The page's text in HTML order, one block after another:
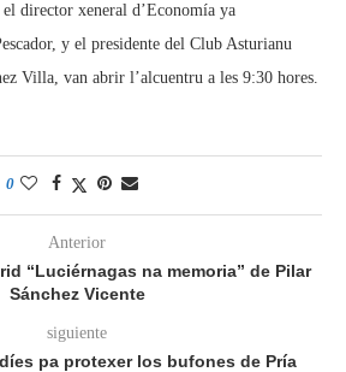
director xeneral d’Economía ya
y el presidente del Club Asturianu
Villa, van abrir l’alcuentru a les 9:30 hores.
0
Anterior
“Luciérnagas na memoria” de Pilar
Sánchez Vicente
siguiente
pa protexer los bufones de Pría